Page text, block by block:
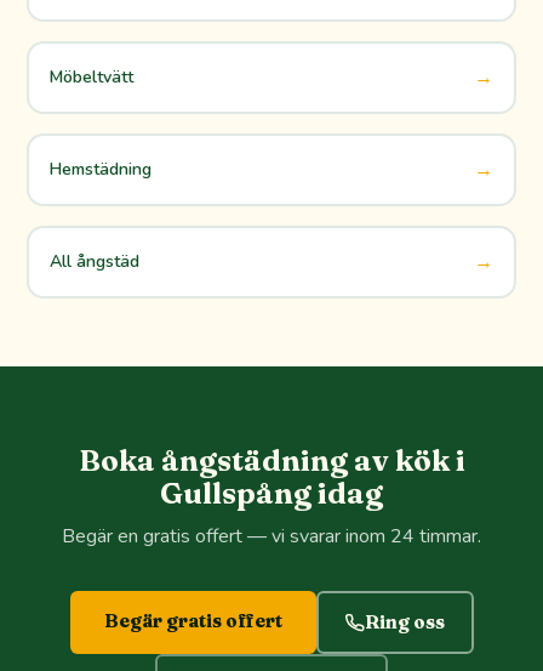
Möbeltvätt →
Hemstädning →
All ångstäd →
Boka ångstädning av kök i
Gullspång idag
Begär en gratis offert — vi svarar inom 24 timmar.
Begär gratis offert Ring oss